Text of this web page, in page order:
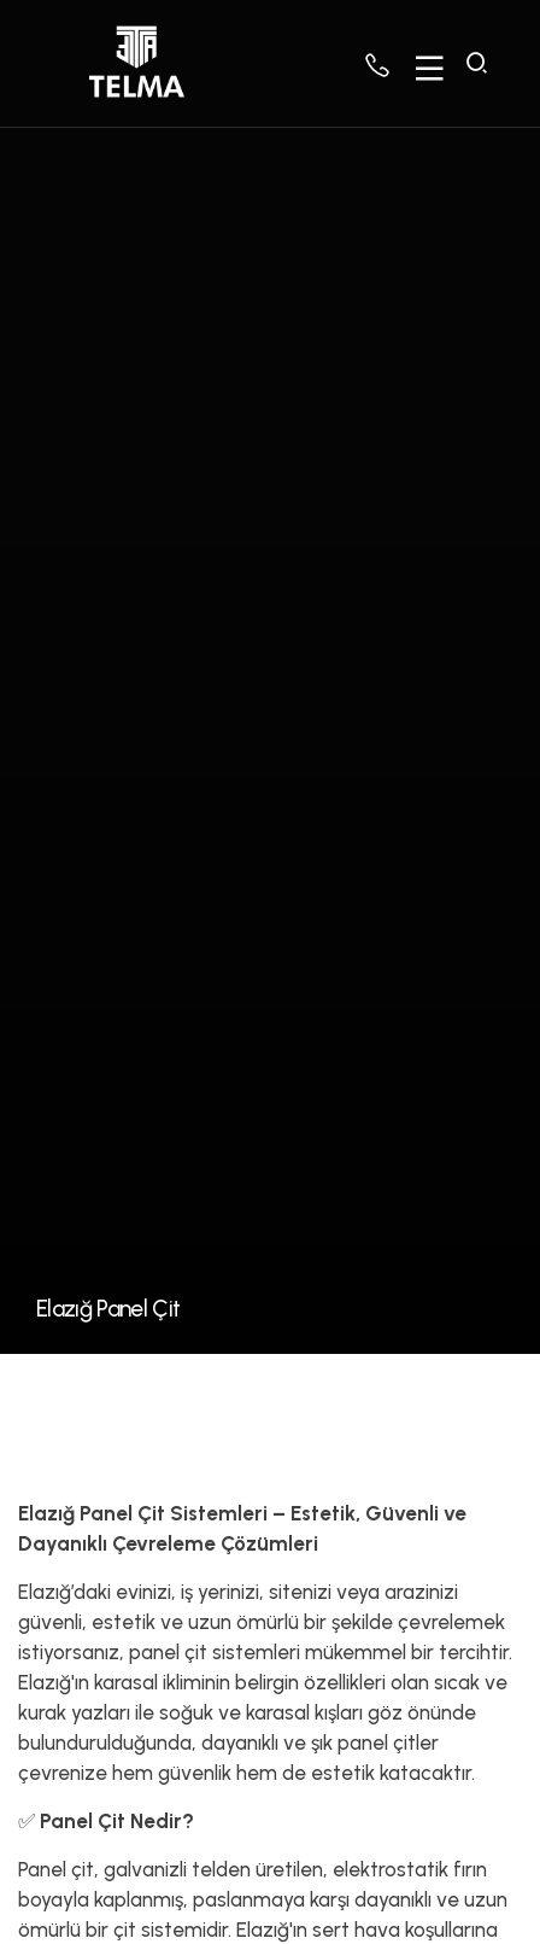
Elazığ Panel Çit
Elazığ Panel Çit Sistemleri – Estetik, Güvenli ve
Dayanıklı Çevreleme Çözümleri
Elazığ’daki evinizi, iş yerinizi, sitenizi veya arazinizi
güvenli, estetik ve uzun ömürlü bir şekilde çevrelemek
istiyorsanız, panel çit sistemleri mükemmel bir tercihtir.
Elazığ'ın karasal ikliminin belirgin özellikleri olan sıcak ve
kurak yazları ile soğuk ve karasal kışları göz önünde
bulundurulduğunda, dayanıklı ve şık panel çitler
çevrenize hem güvenlik hem de estetik katacaktır.
✅ Panel Çit Nedir?
Panel çit, galvanizli telden üretilen, elektrostatik fırın
boyayla kaplanmış, paslanmaya karşı dayanıklı ve uzun
ömürlü bir çit sistemidir. Elazığ'ın sert hava koşullarına